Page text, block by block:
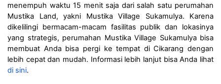
menempuh waktu 15 menit saja dari salah satu perumahan
Mustika Land, yakni Mustika Village Sukamulya. Karena
dikelilingi bermacam-macam fasilitas publik dan lokasinya
yang strategis, perumahan Mustika Village Sukamulya bisa
membuat Anda bisa pergi ke tempat di Cikarang dengan
di sini.